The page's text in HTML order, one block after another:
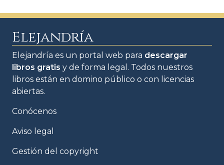
Elejandría
Elejandría es un portal web para descargar
libros gratis y de forma legal. Todos nuestros
libros están en domino público o con licencias
abiertas.
Conócenos
Aviso legal
Gestión del copyright